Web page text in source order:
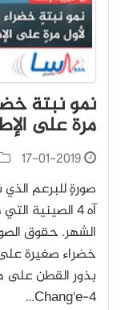
نمو نبتة
مرة على
17-01-2019
صورةٍ للبرعم
آه 4
خضراء صغيرة
Chang'e-4…